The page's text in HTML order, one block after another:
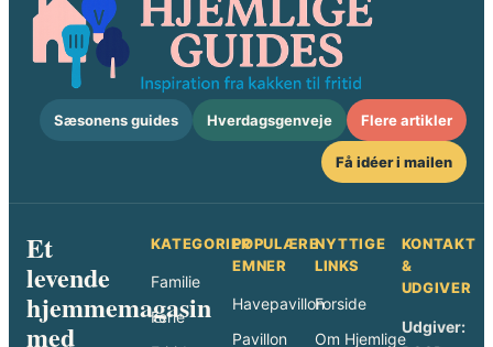
Sæsonens guides Hverdagsgenveje Flere artikler
Få idéer i mailen
Et
levende
hjemmemagasin
med
KATEGORIER
Familie
Ferie
POPULÆRE
EMNER
Havepavillon
Pavillon
NYTTIGE
LINKS
Forside
Om Hjemlige
KONTAKT
&
UDGIVER
Udgiver: